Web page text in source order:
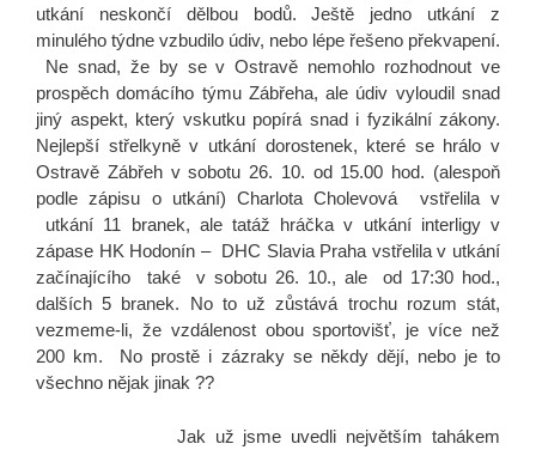
utkání neskončí dělbou bodů. Ještě jedno utkání z
minulého týdne vzbudilo údiv, nebo lépe řešeno překvapení.
Ne snad, že by se v Ostravě nemohlo rozhodnout ve
prospěch domácího týmu Zábřeha, ale údiv vyloudil snad
jiný aspekt, který vskutku popírá snad i fyzikální zákony.
Nejlepší střelkyně v utkání dorostenek, které se hrálo v
Ostravě Zábřeh v sobotu 26. 10. od 15.00 hod. (alespoň
podle zápisu o utkání) Charlota Cholevová vstřelila v
utkání 11 branek, ale tatáž hráčka v utkání interligy v
zápase HK Hodonín – DHC Slavia Praha vstřelila v utkání
začínajícího také v sobotu 26. 10., ale od 17:30 hod.,
dalších 5 branek. No to už zůstává trochu rozum stát,
vezmeme-li, že vzdálenost obou sportovišť, je více než
200 km. No prostě i zázraky se někdy dějí, nebo je to
všechno nějak jinak ??
Jak už jsme uvedli největším tahákem